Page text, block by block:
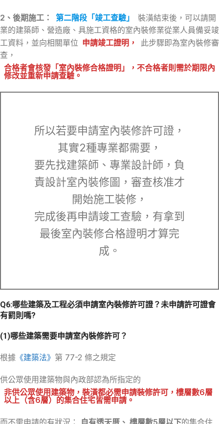
2、後期施工： 第二階段「竣工查驗」
裝潢結束後，可以請開
業的建築師、營造廠、具施工資格的室內裝修業從業人員備妥竣
工資料，並向相關單位 申請竣工證明，
此步驟即為室內裝修審
查，
合格者會核發「室內裝修合格證明」，不合格者則需於期限內
修改並重新申請查驗。
所以若要申請室內裝修許可證，
其實2種專業都需要，
要先找建築師、專業設計師，負
責設計室內裝修圖，審查核准才
開始施工裝修，
完成後再申請竣工查驗，有拿到
最後室內裝修合格證明才算完
成。
Q6:哪些建築及工程必須申請室內裝修許可證？ 未申請許可證會
有罰則嗎?
(1)哪些建築需要申請室內裝修許可？
根據 《建築法》 第 77-2 條之規定
供公眾使用建築物與內政部認為所指定的
非供公眾使用建築物，裝潢都必需申請裝修許可，樓層數6層
以上（含6層）的集合住宅皆需申請。
而不需申請的有狀況： 自有透天厝、 樓層數5層以下的集合住